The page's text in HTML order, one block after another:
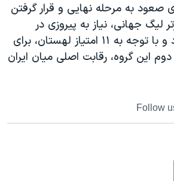
صعود به مرحله نهایی و قرار گرفتن
جهانی، نیاز به پیروزی در
دیدارهای خانگی دارد و با توجه به ۱۱ امتیاز لهستان، برای
این گروه، رقابت اصلی میان ایران
Follow